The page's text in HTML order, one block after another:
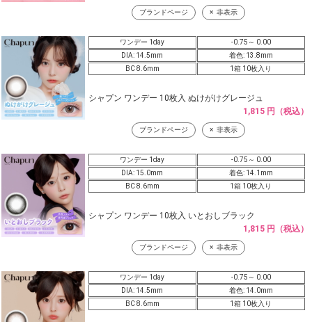
ブランドページ 非表示
ワンデー 1day
-0.75～ 0.00
DIA: 14.5mm
着色: 13.8mm
BC 8.6mm
1箱 10枚入り
シャプン ワンデー 10枚入 ぬけがけグレージュ
1,815 円（税込）
ブランドページ 非表示
ワンデー 1day
-0.75～ 0.00
DIA: 15.0mm
着色: 14.1mm
BC 8.6mm
1箱 10枚入り
シャプン ワンデー 10枚入 いとおしブラック
1,815 円（税込）
ブランドページ 非表示
ワンデー 1day
-0.75～ 0.00
DIA: 14.5mm
着色: 14.0mm
BC 8.6mm
1箱 10枚入り